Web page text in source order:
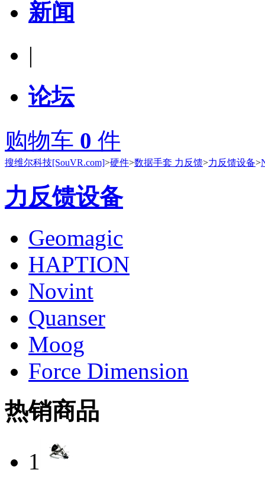
新闻
|
论坛
购物车 0 件
搜维尔科技[SouVR.com]>硬件>数据手套 力反馈>力反馈设备>
力反馈设备
Geomagic
HAPTION
Novint
Quanser
Moog
Force Dimension
热销商品
1